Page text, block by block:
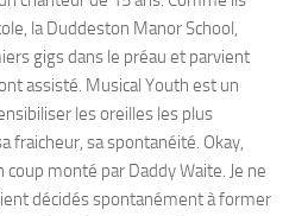
la Duddeston Manor School,
gigs dans le préau et parvient
assisté. Musical Youth est un
les oreilles les plus
fraicheur, sa spontanéité. Okay,
monté par Daddy Waite. Je ne
décidés spontanément à former